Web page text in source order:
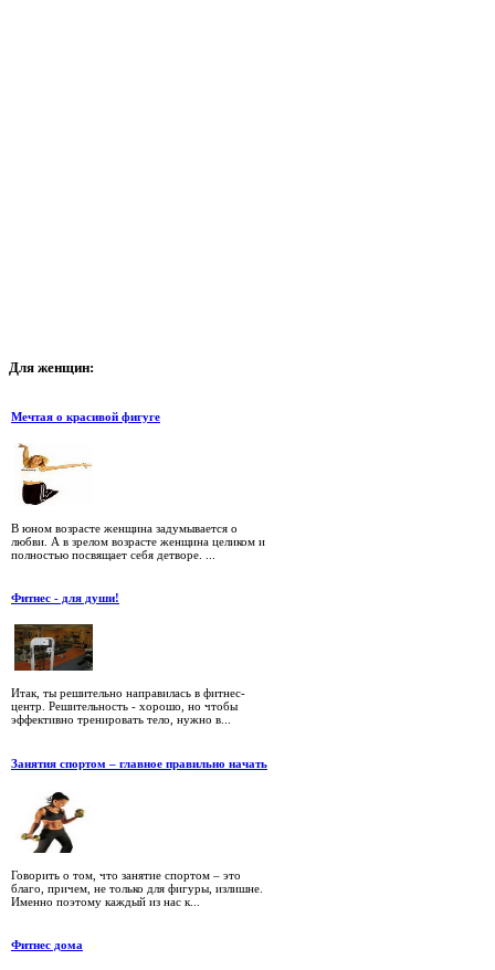
Для женщин:
Мечтая о красивой фигуге
В юном возрасте женщина задумывается о
любви. А в зрелом возрасте женщина целиком и
полностью посвящает себя детворе. ...
Фитнес - для души!
Итак, ты решительно направилась в фитнес-
центр. Решительность - хорошо, но чтобы
эффективно тренировать тело, нужно в...
Занятия спортом – главное правильно начать
Говорить о том, что занятие спортом – это
благо, причем, не только для фигуры, излишне.
Именно поэтому каждый из нас к...
Фитнес дома